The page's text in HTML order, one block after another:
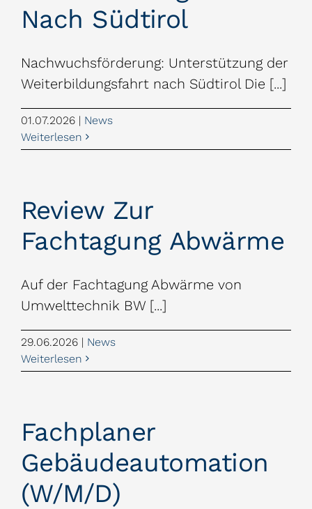
Nach Südtirol
Nachwuchsförderung: Unterstützung der
Weiterbildungsfahrt nach Südtirol Die [...]
01.07.2026 | News
Weiterlesen
Review Zur
Fachtagung Abwärme
Auf der Fachtagung Abwärme von
Umwelttechnik BW [...]
29.06.2026 | News
Weiterlesen
Fachplaner
Gebäudeautomation
(w/m/d)